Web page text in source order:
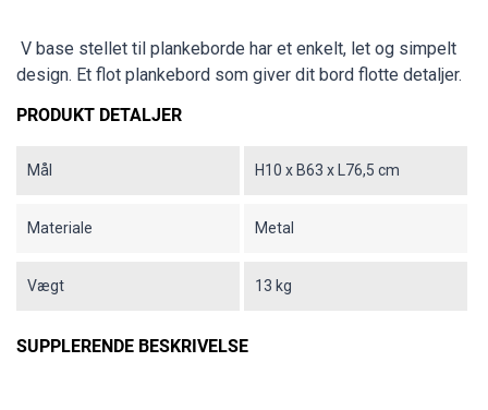
V base stellet til plankeborde har et enkelt, let og simpelt
design. Et flot plankebord som giver dit bord flotte detaljer.
PRODUKT DETALJER
Mål H10 x B63 x L76,5 cm
Materiale Metal
Vægt 13 kg
SUPPLERENDE BESKRIVELSE